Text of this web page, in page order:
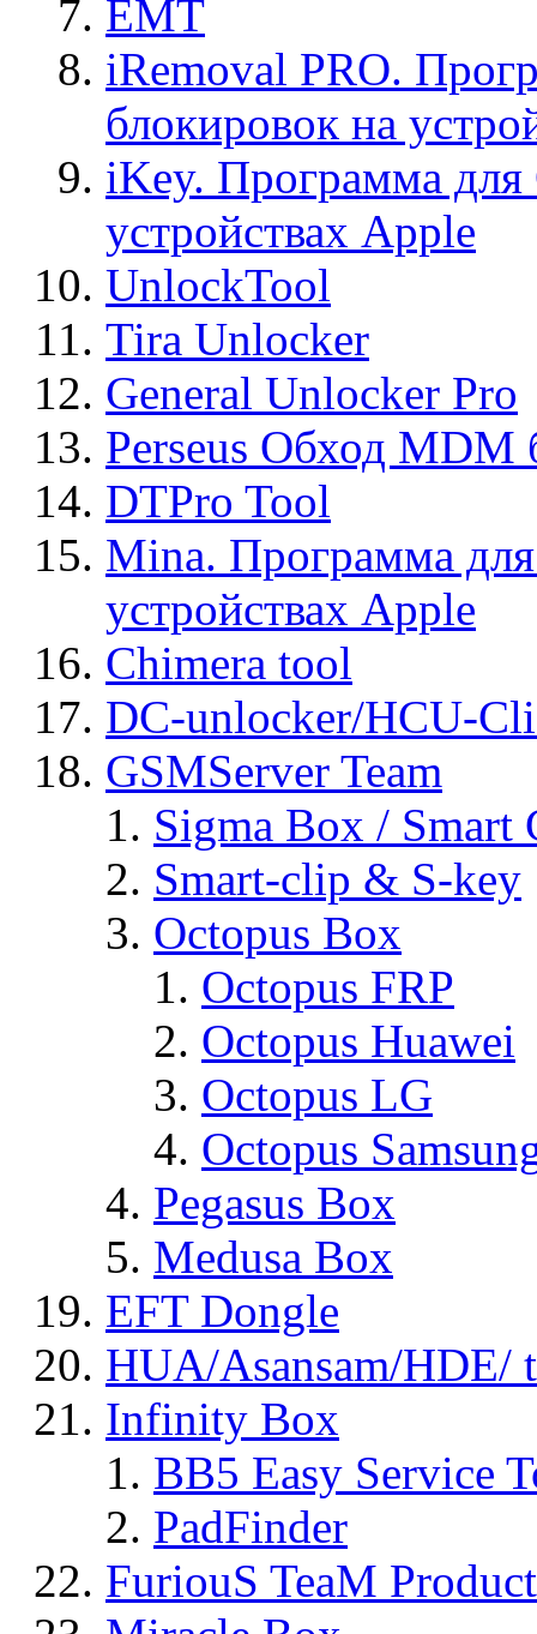
EMT
iRemoval PRO.
блокировок на
iKey. Программа для
устройствах Apple
UnlockTool
Tira Unlocker
General Unlocker Pro
Perseus Обход MDM
DTPro Tool
Mina. Программа
устройствах Apple
Chimera tool
DC-unlocker/HCU-
GSMServer Team
Sigma Box / Smart
Smart-clip & S-key
Octopus Box
Octopus FRP
Octopus Huawei
Octopus LG
Octopus
Pegasus Box
Medusa Box
EFT Dongle
HUA/Asansam/HDE/
Infinity Box
BB5 Easy Service
PadFinder
FuriouS TeaM